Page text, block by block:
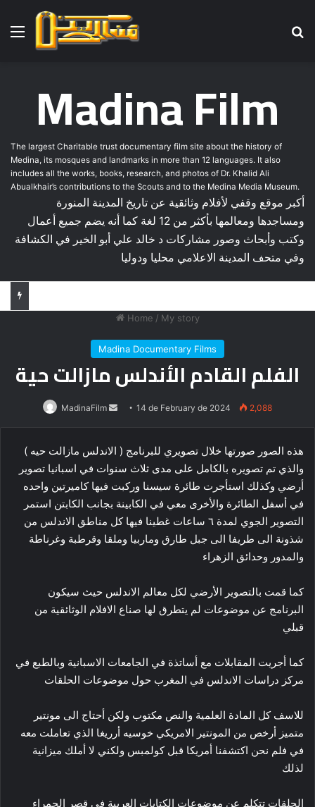
Menu
Madina Film
The largest Charitable trust documentary film site about the history of
Medina, its mosques and landmarks in more than 12 languages. It also
includes all the works, books, research, and photos of Dr. Khalid Ali
Abualkhair’s contributions to the Scouts and to the Medina Media Museum.
أكبر موقع وقفي لأفلام وثائقية عن تاريخ المدينة المنورة
ومساجدها ومعالمها بأكثر من 12 لغة كما أنه يضم جميع أعمال
وكتب وأبحاث وصور مشاركات د خالد علي أبو الخير في الكشافة
وفي متحف المدينة الاعلامي محليا ودوليا
Home / My story
Madina Documentary Films
الفلم القادم الأندلس مازالت حية
MadinaFilm
Send14 de February de 2024 2,088
هذه الصور صورتها خلال تصويري للبرنامج ( الاندلس مازالت حيه )
والذي تم تصويره بالكامل على مدى ثلاث سنوات في اسبانيا تصوير
أرضي وكذلك استأجرت طائرة سيسنا وركبت فيها كاميرتين واحده
في أسفل الطائرة والأخرى معي في الكابينة بجانب الكابتن استمر
التصوير الجوي لمدة ٦ ساعات غطينا فيها كل مناطق الاندلس من
شذونة الى طريفا الى جبل طارق وماربيا وملقا وقرطبة وغرناطة
والمدور وحدائق الزهراء
كما قمت بالتصوير الأرضي لكل معالم الاندلس حيث سيكون
البرنامج عن موضوعات لم يتطرق لها صناع الافلام الوثائقية من
قبلي
كما أجريت المقابلات مع أساتذة في الجامعات الاسبانية وبالطبع في
مركز دراسات الاندلس في المغرب حول موضوعات الحلقات
للاسف كل المادة العلمية والنص مكتوب ولكن أحتاج الى مونتير
متميز أرخص من المونتير الامريكي خوسيه أرريغا الذي تعاملت معه
في فلم نحن اكتشفنا أمريكا قبل كولمبس ولكني لا أملك ميزانية
لذلك
الحلقات تتكلم عن موضوعات الكتابات العربية في قصر الحمراء